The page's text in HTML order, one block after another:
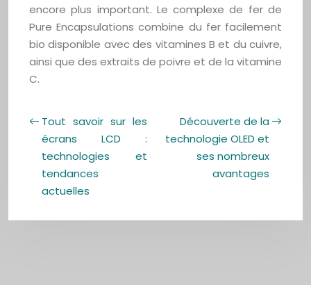
encore plus important. Le complexe de fer de
Pure Encapsulations combine du fer facilement
bio disponible avec des vitamines B et du cuivre,
ainsi que des extraits de poivre et de la vitamine
C.
Tout savoir sur les
écrans LCD :
technologies et
tendances
actuelles
Découverte de la
technologie OLED et
ses nombreux
avantages